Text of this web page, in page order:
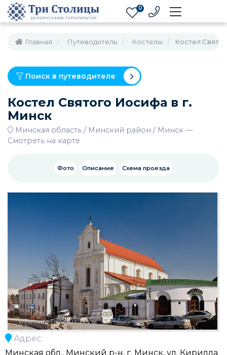
0
Главная Путеводитель Костелы Костел
Поиск в путеводителе
Костел Святого Иосифа в г.
Минск
Минская область Минский район Минск —
Смотреть на карте
Фото Описание Схема проезда
Адрес:
Минская обл., Минский р-н, г. Минск, ул. Кирилла